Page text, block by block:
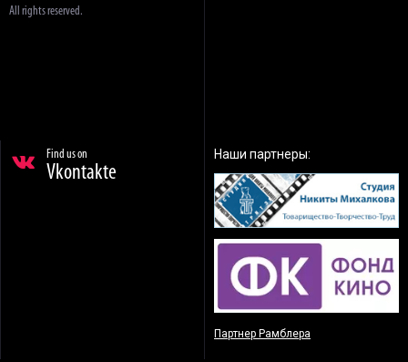
All rights reserved.
Find us on
Vkontakte
Наши партнеры:
Партнер Рамблера